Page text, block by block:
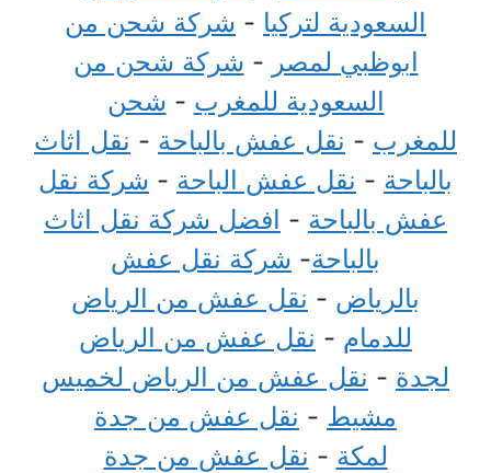
السعودية لتركيا - شركة شحن من
ابوظبي لمصر - شركة شحن من
السعودية للمغرب - شحن
للمغرب - نقل عفش بالباحة - نقل اثاث
بالباحة - نقل عفش الباحة - شركة نقل
عفش بالباحة - افضل شركة نقل اثاث
بالباحة- شركة نقل عفش
بالرياض - نقل عفش من الرياض
للدمام - نقل عفش من الرياض
لجدة - نقل عفش من الرياض لخميس
مشيط - نقل عفش من جدة
لمكة - نقل عفش من جدة